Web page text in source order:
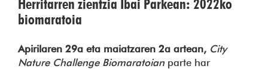
Herritarren zientzia Ibai Parkean: 2022ko
biomaratoia
Apirilaren 29a eta maiatzaren 2a artean, City
Nature Challenge Biomaratoianparte har